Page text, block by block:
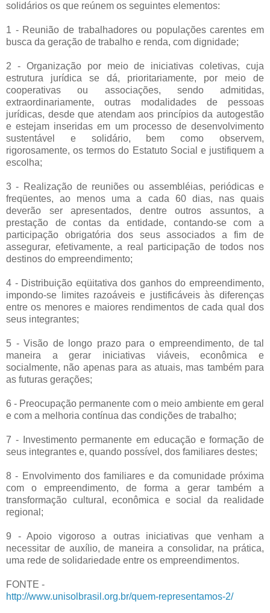
solidários os que reúnem os seguintes elementos:
1 - Reunião de trabalhadores ou populações carentes em
busca da geração de trabalho e renda, com dignidade;
2 - Organização por meio de iniciativas coletivas, cuja
estrutura jurídica se dá, prioritariamente, por meio de
cooperativas ou associações, sendo admitidas,
extraordinariamente, outras modalidades de pessoas
jurídicas, desde que atendam aos princípios da autogestão
e estejam inseridas em um processo de desenvolvimento
sustentável e solidário, bem como observem,
rigorosamente, os termos do Estatuto Social e justifiquem a
escolha;
3 - Realização de reuniões ou assembléias, periódicas e
freqüentes, ao menos uma a cada 60 dias, nas quais
deverão ser apresentados, dentre outros assuntos, a
prestação de contas da entidade, contando-se com a
participação obrigatória dos seus associados a fim de
assegurar, efetivamente, a real participação de todos nos
destinos do empreendimento;
4 - Distribuição eqüitativa dos ganhos do empreendimento,
impondo-se limites razoáveis e justificáveis às diferenças
entre os menores e maiores rendimentos de cada qual dos
seus integrantes;
5 - Visão de longo prazo para o empreendimento, de tal
maneira a gerar iniciativas viáveis, econômica e
socialmente, não apenas para as atuais, mas também para
as futuras gerações;
6 - Preocupação permanente com o meio ambiente em geral
e com a melhoria contínua das condições de trabalho;
7 - Investimento permanente em educação e formação de
seus integrantes e, quando possível, dos familiares destes;
8 - Envolvimento dos familiares e da comunidade próxima
com o empreendimento, de forma a gerar também a
transformação cultural, econômica e social da realidade
regional;
9 - Apoio vigoroso a outras iniciativas que venham a
necessitar de auxílio, de maneira a consolidar, na prática,
uma rede de solidariedade entre os empreendimentos.
FONTE -
http://www.unisolbrasil.org.br/quem-representamos-2/